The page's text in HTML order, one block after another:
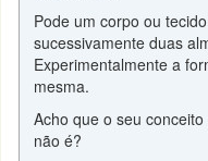
Pode um corpo ou
sucessivamente duas
Experimentalmente a
mesma.
Acho que o seu
não é?